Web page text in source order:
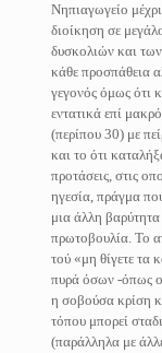
Νηπιαγωγείο
διοίκηση σε
δυσκολιών και
κάθε προσπάθεια
γεγονός όμως ότι
εντατικά επί
(περίπου 30) με
και το ότι
προτάσεις, στις
ηγεσία, πράγμα
μια άλλη
πρωτοβουλία. Το
τού «μη θίγετε τα
πυρά όσων -όπως ο
η σοβούσα κρίση
τόπου μπορεί
(παράλληλα με